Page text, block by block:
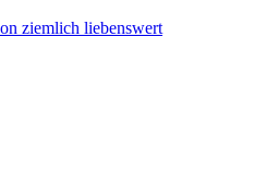
ziemlich liebenswert